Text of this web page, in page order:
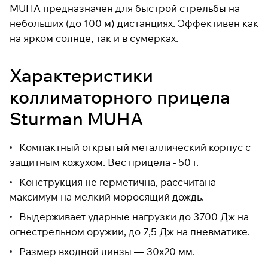
MUHA предназначен для быстрой стрельбы на
небольших (до 100 м) дистанциях. Эффективен как
на ярком солнце, так и в сумерках.
Характеристики
коллиматорного прицела
Sturman MUHA
Компактный открытый металлический корпус с
защитным кожухом. Вес прицела - 50 г.
Конструкция не герметична, рассчитана
максимум на мелкий моросящий дождь.
Выдерживает ударные нагрузки до 3700 Дж на
огнестрельном оружии, до 7,5 Дж на пневматике.
Размер входной линзы — 30x20 мм.
Получайте товар
выбранный способом
по 25%каждые 2 недели
* При оплате через
скидки по купонам не
применяются.
об оплате Плайтом